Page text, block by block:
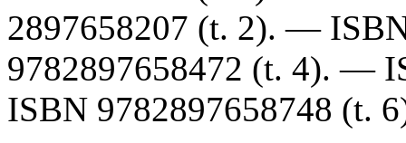
2897658207 (t. 2). —
9782897658472 (t. 4). —
ISBN 9782897658748 (t.